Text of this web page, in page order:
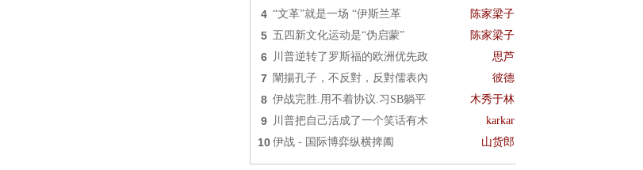
4 “文革”就是一场 “伊斯兰革 陈家梁子
5 五四新文化运动是“伪启蒙” 陈家梁子
6 川普逆转了罗斯福的欧洲优先政 思芦
7 闡揚孔子，不反對，反對儒表內 彼德
8 伊战完胜.用不着协议.习SB躺平 木秀于林
9 川普把自己活成了一个笑话有木 karkar
10 伊战 - 国际博弈纵横捭阖 山货郎